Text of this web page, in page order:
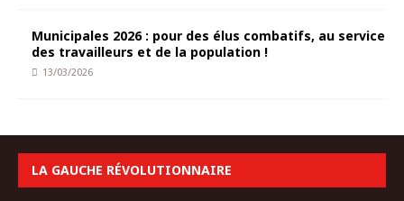
Municipales 2026 : pour des élus combatifs, au service
des travailleurs et de la population !
13/03/2026
LA GAUCHE RÉVOLUTIONNAIRE